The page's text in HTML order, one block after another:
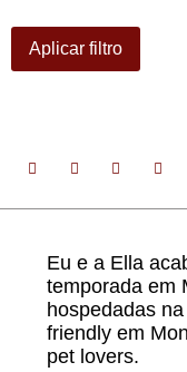
Aplicar filtro
Eu e a Ella
temporada em
hospedadas
friendly em
pet lovers.